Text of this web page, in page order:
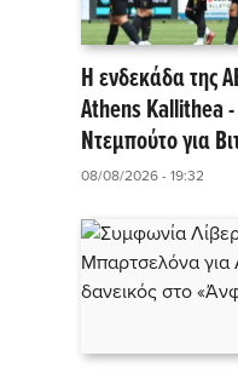
Η ενδεκάδα της
Athens Kallithea -
Ντεμπούτο για
08/08/2026 - 19:32